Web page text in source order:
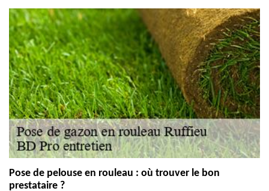
Pose de pelouse en rouleau : où trouver le bon
prestataire ?